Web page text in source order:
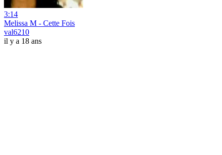
3:14
Melissa M - Cette Fois
val6210
il y a 18 ans